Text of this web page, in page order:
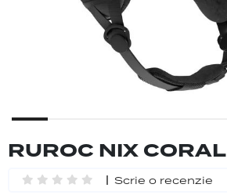
RUROC NIX CORAL
Scrie o recenzie